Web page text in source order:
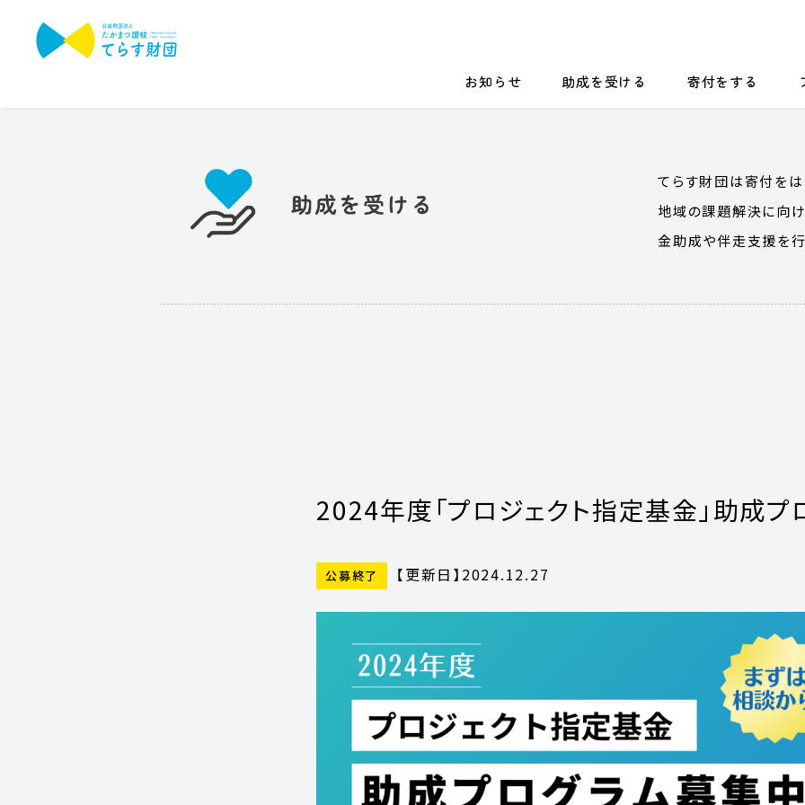
お知らせ 助成を受ける 寄付をする
てらす財団は寄付を
地域の課題解決に向
金助成や伴走支援を行
2024年度「プロジェクト指定基金」助成プ
公募終了 【更新日】 2024.12.27